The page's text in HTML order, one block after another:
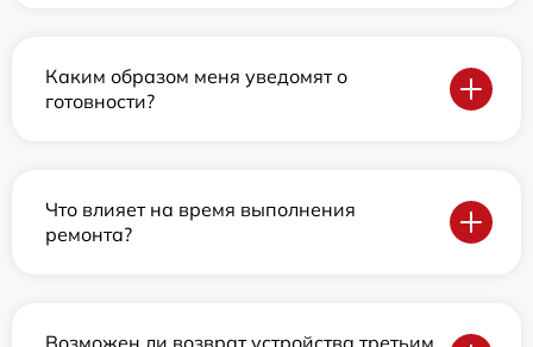
Каким образом меня уведомят о
готовности?
Что влияет на время выполнения
ремонта?